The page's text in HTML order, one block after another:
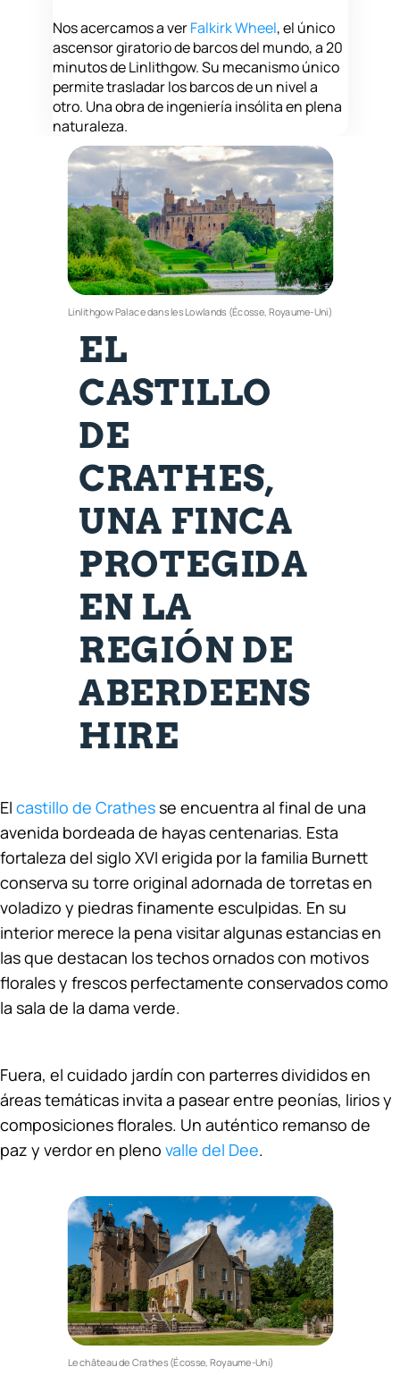
Nos acercamos a verFalkirk Wheel, el único
ascensor giratorio de barcos del mundo, a 20
minutos de Linlithgow. Su mecanismo único
permite trasladar los barcos de un nivel a
otro. Una obra de ingeniería insólita en plena
naturaleza.
Linlithgow Palace dans les Lowlands (Écosse, Royaume-Uni)
EL
CASTILLO
DE
CRATHES,
UNA FINCA
PROTEGIDA
EN LA
REGIÓN DE
ABERDEENS
HIRE
El castillo de Crathesse encuentra al final de una
avenida bordeada de hayas centenarias. Esta
fortaleza del siglo XVI erigida por la familia Burnett
conserva su torre original adornada de torretas en
voladizo y piedras finamente esculpidas. En su
interior merece la pena visitar algunas estancias en
las que destacan los techos ornados con motivos
florales y frescos perfectamente conservados como
la sala de la dama verde.
Fuera, el cuidado jardín con parterres divididos en
áreas temáticas invita a pasear entre peonías, lirios y
composiciones florales. Un auténtico remanso de
paz y verdor en pleno valle del Dee.
Le château de Crathes (Écosse, Royaume-Uni)